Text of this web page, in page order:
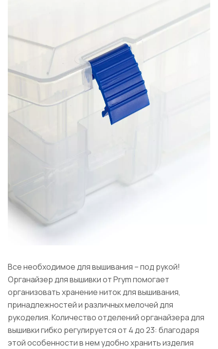
Все необходимое для вышивания – под рукой!
Органайзер для вышивки от Prym помогает
организовать хранение ниток для вышивания,
принадлежностей и различных мелочей для
рукоделия. Количество отделений органайзера для
вышивки гибко регулируется от 4 до 23: благодаря
этой особенности в нем удобно хранить изделия